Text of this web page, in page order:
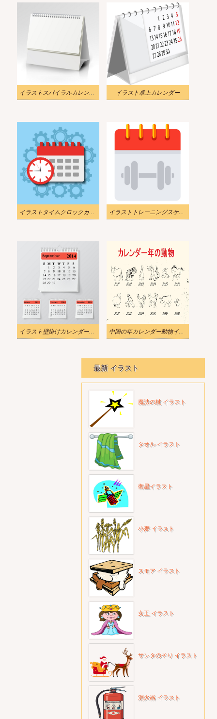
イラストスパイラルカレンダーテンプレート イラスト卓上カレンダー
イラストタイムクロックカレンダー作業計画png イラストトレーニングスケジュールカレンダーpng
イラスト壁掛けカレンダーpng 中国の年カレンダー動物イラスト
最新 イラスト
魔法の杖 イラスト
タオル イラスト
衛星イラスト
小麦 イラスト
スモア イラスト
女王 イラスト
サンタのそり イラスト
消火器 イラスト